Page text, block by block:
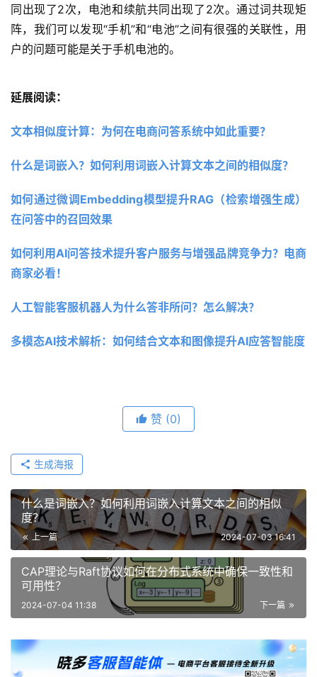
同出现了2次，电池和续航共同出现了2次。通过词共现矩
阵，我们可以发现“手机”和“电池”之间有很强的关联性，用
户的问题可能是关于手机电池的。
延展阅读：
文本相似度计算：为何在电商问答系统中如此重要？
什么是词嵌入？如何利用词嵌入计算文本之间的相似度？
如何通过微调Embedding模型提升RAG（检索增强生成）
在问答中的召回效果
如何利用AI问答技术提升客户服务与增强品牌竞争力？电商
商家必看！
人工智能客服机器人为什么答非所问？怎么解决？
多模态AI技术解析：如何结合文本和图像提升AI应答智能度
赞 (0)
生成海报
什么是词嵌入？如何利用词嵌入计算文本之间的相似
度？
上一篇 2024-07-03 16:41
CAP理论与Raft协议如何在分布式系统中确保一致性和
可用性？
下一篇
2024-07-04 11:38